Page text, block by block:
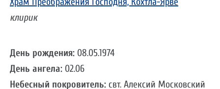
клирик
День рождения: 08.05.1974
День ангела: 02.06
Небесный покровитель: свт. Алексий Московский